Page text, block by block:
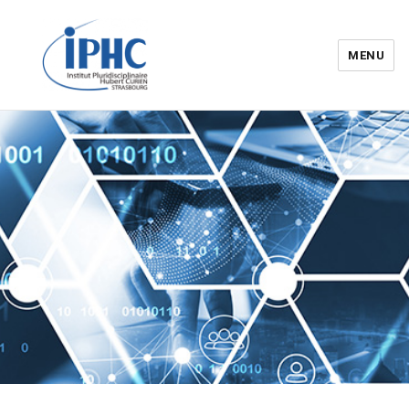
Institut pluridisciplinaire Hubert
Curien – IPHC
MENU